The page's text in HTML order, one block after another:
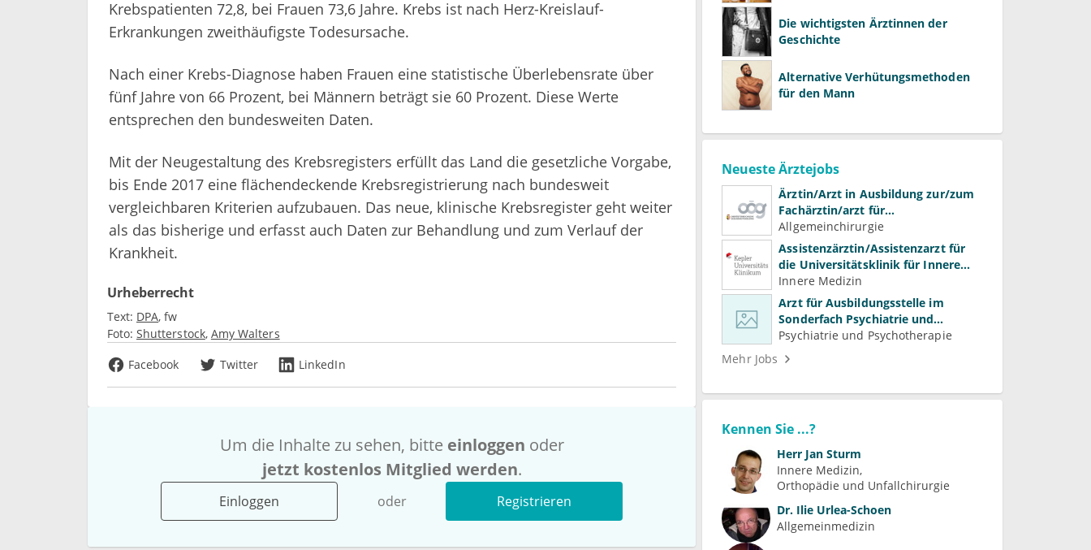
Krebspatienten 72,8, bei Frauen 73,6 Jahre. Krebs ist nach Herz-Kreislauf-
Erkrankungen zweithäufigste Todesursache.
Nach einer Krebs-Diagnose haben Frauen eine statistische Überlebensrate über
fünf Jahre von 66 Prozent, bei Männern beträgt sie 60 Prozent. Diese Werte
entsprechen den bundesweiten Daten.
Mit der Neugestaltung des Krebsregisters erfüllt das Land die gesetzliche Vorgabe,
bis Ende 2017 eine flächendeckende Krebsregistrierung nach bundesweit
vergleichbaren Kriterien aufzubauen. Das neue, klinische Krebsregister geht weiter
als das bisherige und erfasst auch Daten zur Behandlung und zum Verlauf der
Krankheit.
Urheberrecht
Text: DPA fw
Foto: Shutterstock Amy Walters
Facebook
Twitter LinkedIn
Um die Inhalte zu sehen, bitte einloggen oder
jetzt kostenlos Mitglied werden.
Einloggen oder Registrieren
Die wichtigsten Ärztinnen der
Geschichte
Alternative Verhütungsmethoden
für den Mann
Neueste Ärztejobs
Ärztin/Arzt in Ausbildung zur/zum
Fachärztin/arzt für
Allgemeinchirurgie und
Gefäßchirurgie
Allgemeinchirurgie
Assistenzärztin/Assistenzarzt für
die Universitätsklinik für Innere
Medizin
Innere Medizin
Arzt für Ausbildungsstelle im
Sonderfach Psychiatrie und
Psychotherapeutische Medizin
(m/w/d)
Psychiatrie und Psychotherapie
Mehr Jobs
Kennen Sie ...?
Herr Jan Sturm
Innere Medizin
Orthopädie und Unfallchirurgie
Dr. Ilie Urlea-Schoen
Allgemeinmedizin